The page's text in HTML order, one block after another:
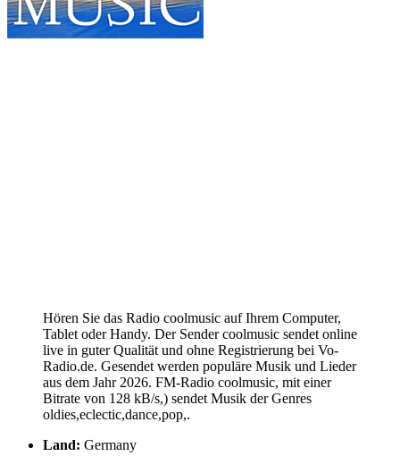
Hören Sie das Radio coolmusic auf Ihrem Computer,
Tablet oder Handy. Der Sender coolmusic sendet online
live in guter Qualität und ohne Registrierung bei Vo-
Radio.de. Gesendet werden populäre Musik und Lieder
aus dem Jahr 2026. FM-Radio coolmusic, mit einer
Bitrate von 128 kB/s,) sendet Musik der Genres
oldies,eclectic,dance,pop,.
Land: Germany